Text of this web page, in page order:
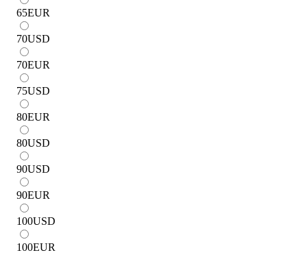
65EUR
70USD
70EUR
75USD
80EUR
80USD
90USD
90EUR
100USD
100EUR